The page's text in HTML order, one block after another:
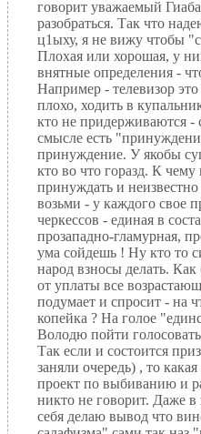
говорит уважаемый
разобраться. Так что
ц1ыху, я не вижу чтобы
Плохая или хорошая, у
внятные определения -
Например - телевизор
плохо, ходить в
кто не придерживаются -
смысле есть
принуждение. У якобы
кто во что горазд. К
принуждать и
возьми - у каждого свое
черкессов - единая в
прозападно-гламурная,
ума сойдешь ! Ну кто то
народ взносы делать.
от уплаты все
подумает и спросит - на
копейка ? На голое
Володю пойти
Так если и состоится
заняли очередь) , то
проект по выбиванию и
никто не говорит. Даже
себя делаю вывод что